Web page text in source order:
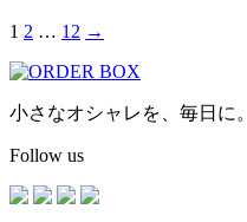
1 2 … 12 →
小さなオシャレを、毎日に。
Follow us